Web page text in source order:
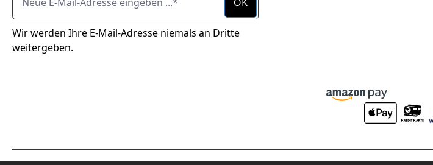
OK
Wir werden Ihre E-Mail-Adresse niemals an Dritte
weitergeben.